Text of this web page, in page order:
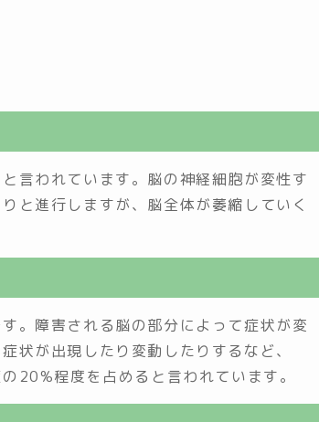
言われています。脳の神経細胞が変性す
と進行しますが、脳全体が萎縮していく
。障害される脳の部分によって症状が変
状が出現したり変動したりするなど、
20%程度を占めると言われています。